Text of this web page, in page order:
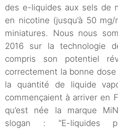
des e-liquides aux sels de
en nicotine (jusqu’à 50
miniatures. Nous nous
2016 sur la technologie
compris son potentiel
correctement la bonne
la quantité de liquide
commençaient à arriver en
qu’est née la marque
slogan : “E-liquides